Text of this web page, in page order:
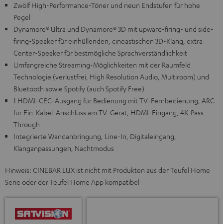
Zwölf High-Performance-Töner und neun Endstufen für hohe
Pegel
Dynamore® Ultra und Dynamore® 3D mit upward-firing- und side-
firing-Speaker für einhüllenden, cineastischen 3D-Klang, extra
Center-Speaker für bestmögliche Sprachverständlichkeit
Umfangreiche Streaming-Möglichkeiten mit der Raumfeld
Technologie (verlustfrei, High Resolution Audio, Multiroom) und
Bluetooth sowie Spotify (auch Spotify Free)
1 HDMI-CEC-Ausgang für Bedienung mit TV-Fernbedienung, ARC
für Ein-Kabel-Anschluss am TV-Gerät, HDMI-Eingang, 4K-Pass-
Through
Integrierte Wandanbringung, Line-In, Digitaleingang,
Klanganpassungen, Nachtmodus
Hinweis: CINEBAR LUX ist nicht mit Produkten aus der Teufel Home
Serie oder der Teufel Home App kompatibel